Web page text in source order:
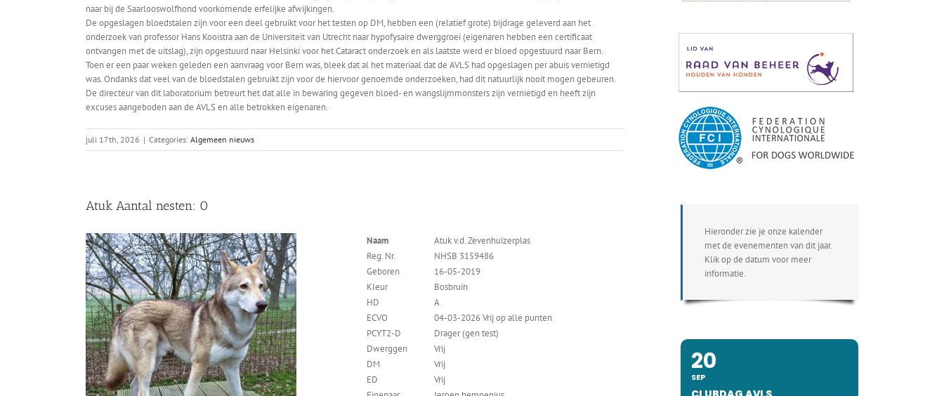
naar bij de Saarlooswolfhond voorkomende erfelijke afwijkingen.
De opgeslagen bloedstalen zijn voor een deel gebruikt voor het testen op DM, hebben een (relatief grote) bijdrage geleverd aan het
onderzoek van professor Hans Kooistra aan de Universiteit van Utrecht naar hypofysaire dwerggroei (eigenaren hebben een certificaat
ontvangen met de uitslag), zijn opgestuurd naar Helsinki voor het Cataract onderzoek en als laatste werd er bloed opgestuurd naar Bern.
Toen er een paar weken geleden een aanvraag voor Bern was, bleek dat al het materiaal dat de AVLS had opgeslagen per abuis vernietigd
was. Ondanks dat veel van de bloedstalen gebruikt zijn voor de hiervoor genoemde onderzoeken, had dit natuurlijk nooit mogen gebeuren.
De directeur van dit laboratorium betreurt het dat alle in bewaring gegeven bloed- en wangslijmmonsters zijn vernietigd en heeft zijn
excuses aangeboden aan de AVLS en alle betrokken eigenaren.
juli 17th, 2026 | Categories: Algemeen nieuws
Atuk Aantal nesten: 0
Naam
Atuk v.d. Zevenhuizerplas
Reg. Nr.
NHSB 3159486
Geboren
16-05-2019
Kleur
Bosbruin
HD
A
ECVO
04-03-2026 Vrij op alle punten
PCYT2-D
Drager (gen test)
Dwerggen
Vrij
DM
Vrij
ED
Vrij
Hieronder zie je onze kalender
met de evenementen van dit jaar.
Klik op de datum voor meer
informatie.
20
SEP